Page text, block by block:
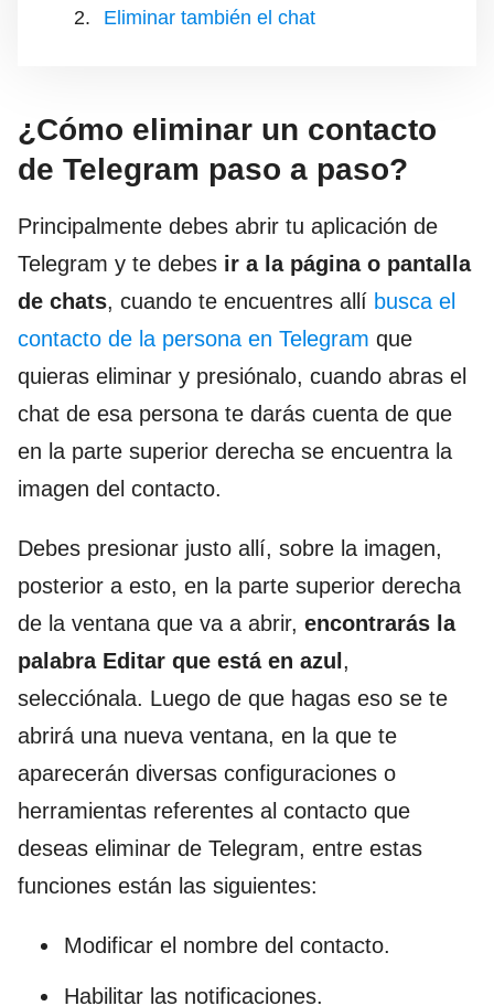
Eliminar también el chat
¿Cómo eliminar un contacto
de Telegram paso a paso?
Principalmente debes abrir tu aplicación de
Telegram y te debes ir a la página o pantalla
de chats, cuando te encuentres allí busca el
contacto de la persona en Telegram que
quieras eliminar y presiónalo, cuando abras el
chat de esa persona te darás cuenta de que
en la parte superior derecha se encuentra la
imagen del contacto.
Debes presionar justo allí, sobre la imagen,
posterior a esto, en la parte superior derecha
de la ventana que va a abrir, encontrarás la
palabra Editar que está en azul ,
selecciónala. Luego de que hagas eso se te
abrirá una nueva ventana, en la que te
aparecerán diversas configuraciones o
herramientas referentes al contacto que
deseas eliminar de Telegram, entre estas
funciones están las siguientes:
Modificar el nombre del contacto.
Habilitar las notificaciones.